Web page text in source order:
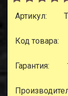
Артикул:
Код товара:
Гарантия: